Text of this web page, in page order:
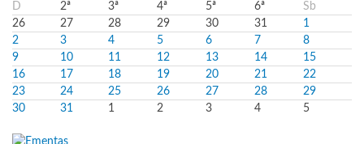
D
2ª 3ª 4ª 5ª 6ª
Sb
26
27 28 29 30 31
1
2
3 4 5 6 7
8
9
10 11 12 13 14
15
16
17 18 19 20 21
22
23
24 25 26 27 28
29
30
31 1 2 3 4 5